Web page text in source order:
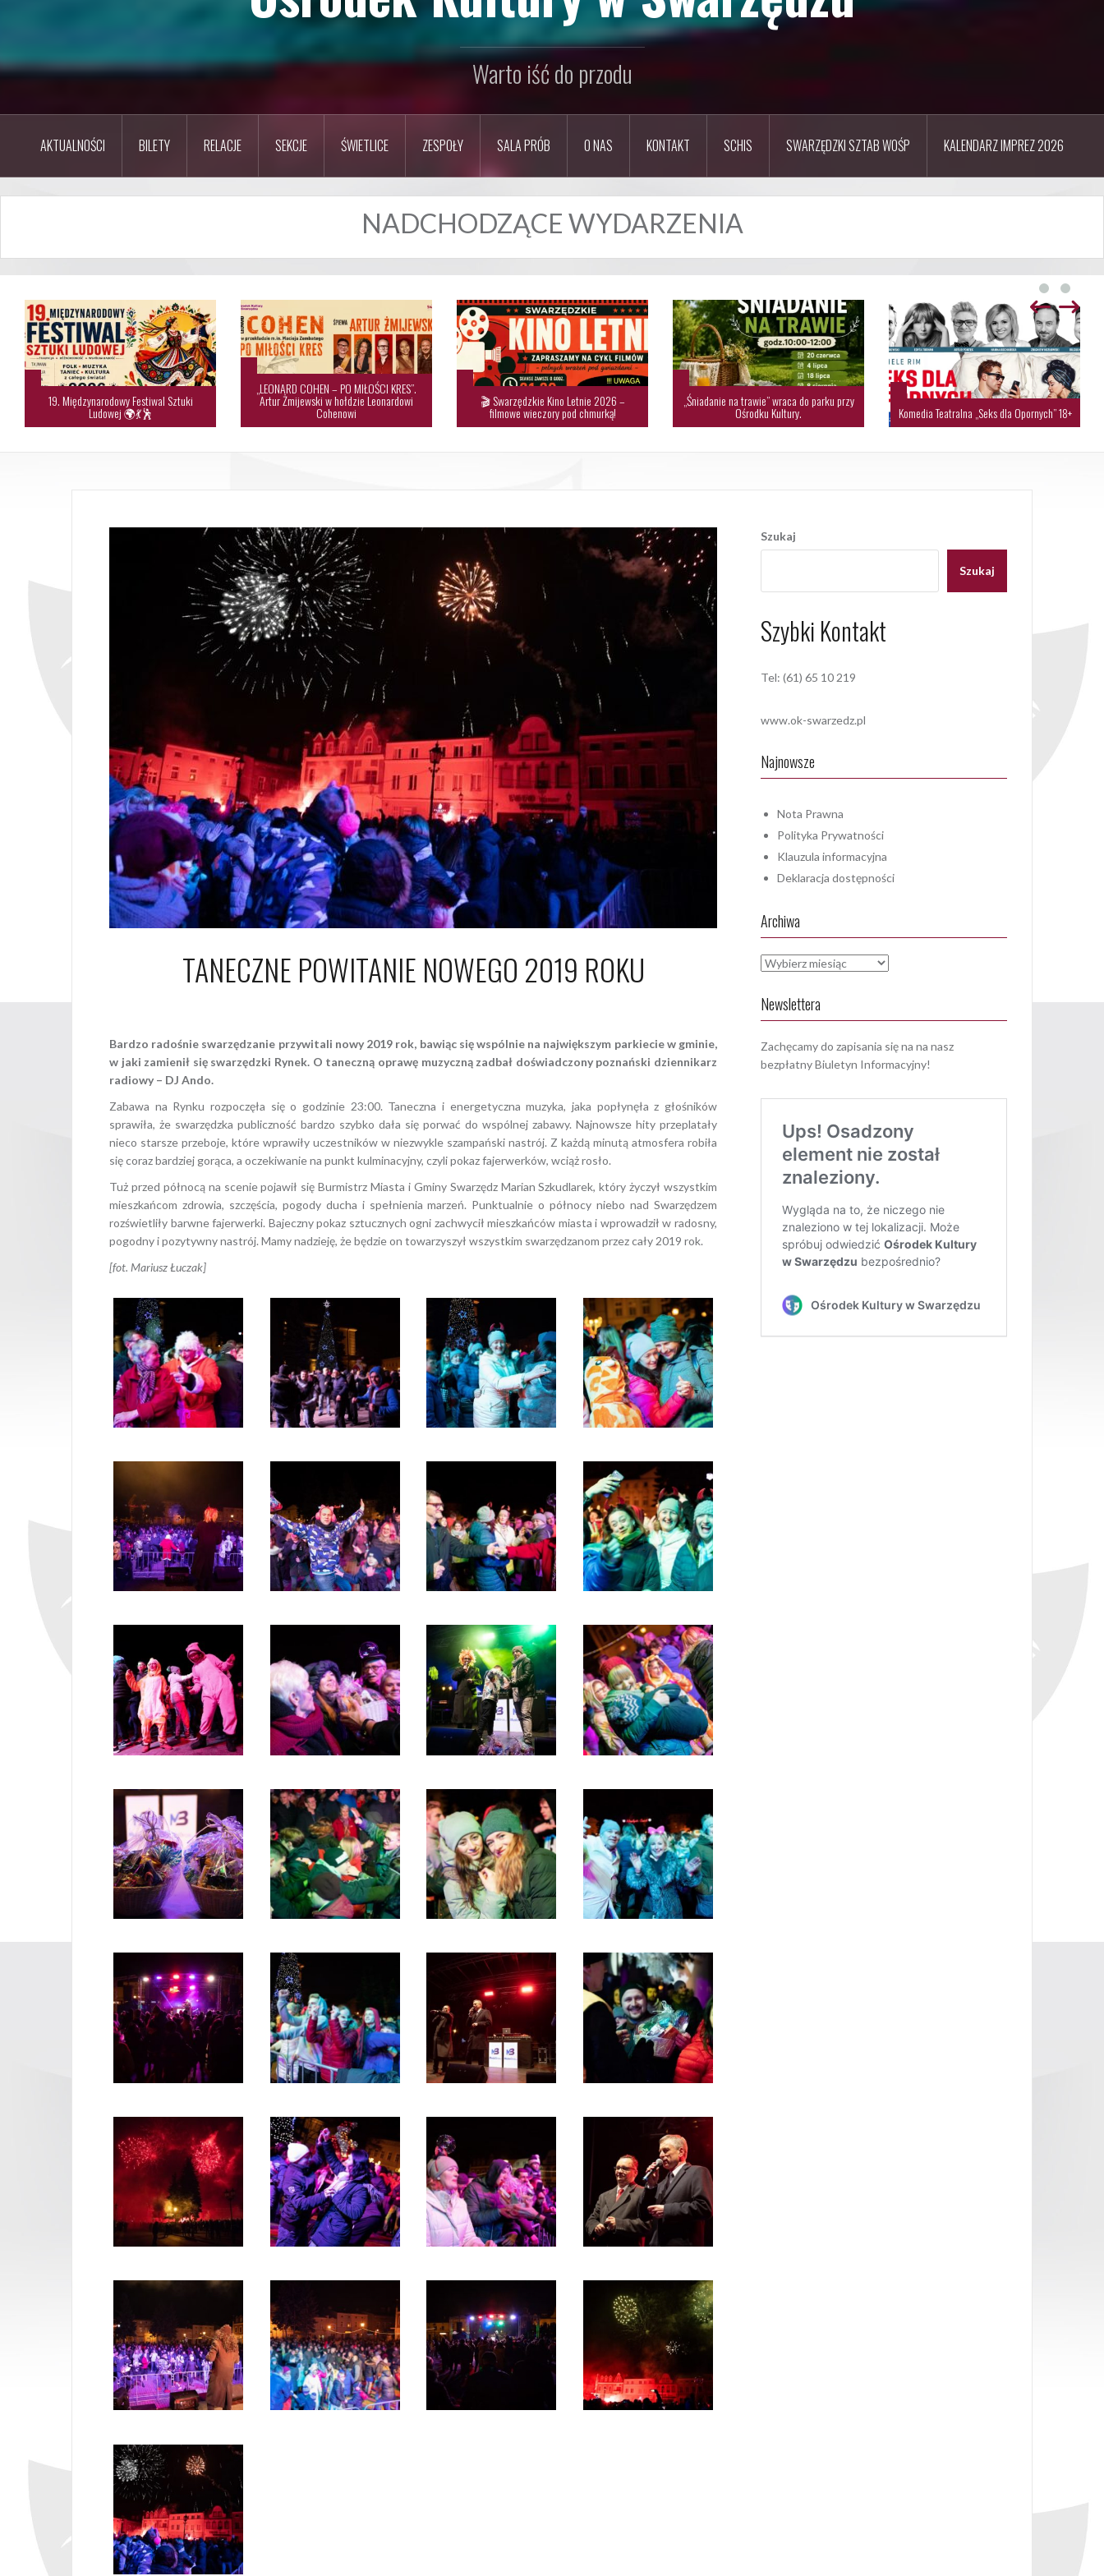
Warto iść do przodu
AKTUALNOŚCI BILETY RELACJE SEKCJE ŚWIETLICE ZESPOŁY SALA PRÓB O NAS KONTAKT SCHIS SWARZĘDZKI SZTAB WOŚP KALENDARZ IMPREZ 2026
NADCHODZĄCE WYDARZENIA
19. Międzynarodowy Festiwal Sztuki
Ludowej 🌍💃🕺
„LEONARD COHEN – PO MIŁOŚCI KRES”.
Artur Żmijewski w hołdzie Leonardowi
Cohenowi
🎬 Swarzędzkie Kino Letnie 2026 –
filmowe wieczory pod chmurką!
„Śniadanie na trawie” wraca do parku przy
Ośrodku Kultury. Komedia Teatralna „Seks dla Opornych” 18+
TANECZNE POWITANIE NOWEGO 2019 ROKU
Bardzo radośnie swarzędzanie przywitali nowy 2019 rok, bawiąc się wspólnie na największym parkiecie w gminie,
w jaki zamienił się swarzędzki Rynek. O taneczną oprawę muzyczną zadbał doświadczony poznański dziennikarz
radiowy – DJ Ando.
Zabawa na Rynku rozpoczęła się o godzinie 23:00. Taneczna i energetyczna muzyka, jaka popłynęła z głośników
sprawiła, że swarzędzka publiczność bardzo szybko dała się porwać do wspólnej zabawy. Najnowsze hity przeplatały
nieco starsze przeboje, które wprawiły uczestników w niezwykle szampański nastrój. Z każdą minutą atmosfera robiła
się coraz bardziej gorąca, a oczekiwanie na punkt kulminacyjny, czyli pokaz fajerwerków, wciąż rosło.
Tuż przed północą na scenie pojawił się Burmistrz Miasta i Gminy Swarzędz Marian Szkudlarek, który życzył wszystkim
mieszkańcom zdrowia, szczęścia, pogody ducha i spełnienia marzeń. Punktualnie o północy niebo nad Swarzędzem
rozświetliły barwne fajerwerki. Bajeczny pokaz sztucznych ogni zachwycił mieszkańców miasta i wprowadził w radosny,
pogodny i pozytywny nastrój. Mamy nadzieję, że będzie on towarzyszył wszystkim swarzędzanom przez cały 2019 rok.
[fot. Mariusz Łuczak]
Szukaj
Szukaj
Szybki Kontakt
Tel: (61) 65 10 219
www.ok-swarzedz.pl
Najnowsze
Nota Prawna
Polityka Prywatności
Klauzula informacyjna
Deklaracja dostępności
Archiwa
Archiwa
Newslettera
Zachęcamy do zapisania się na na nasz
bezpłatny Biuletyn Informacyjny!